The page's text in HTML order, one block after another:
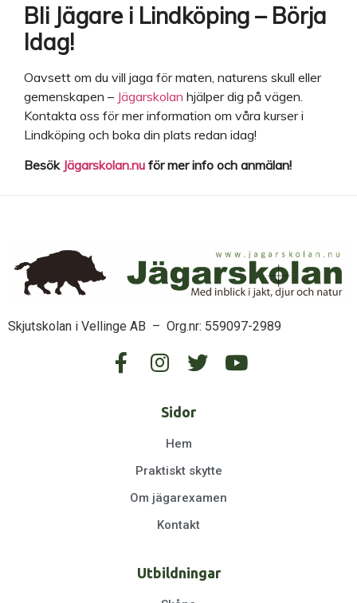
Bli Jägare i Lindköping – Börja
Idag!
Oavsett om du vill jaga för maten, naturens skull eller
gemenskapen – Jägarskolan hjälper dig på vägen.
Kontakta oss för mer information om våra kurser i
Lindköping och boka din plats redan idag!
Besök Jägarskolan.nu för mer info och anmälan!
Skjutskolan i Vellinge AB – Org.nr: 559097-2989
Sidor
Hem
Praktiskt skytte
Om jägarexamen
Kontakt
Utbildningar